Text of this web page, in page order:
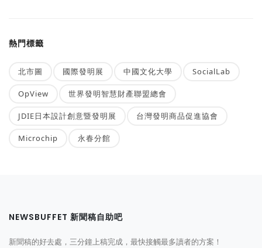
熱門標籤
北市圖 國際發明展 中國文化大學 SocialLab
OpView 世界發明智慧財產聯盟總會
JDIE日本設計創意暨發明展 台灣發明商品促進協會
Microchip 永春分館
NEWSBUFFET 新聞稿自助吧
新聞稿的好去處，三分鐘上稿完成，最快接觸最多讀者的方案！